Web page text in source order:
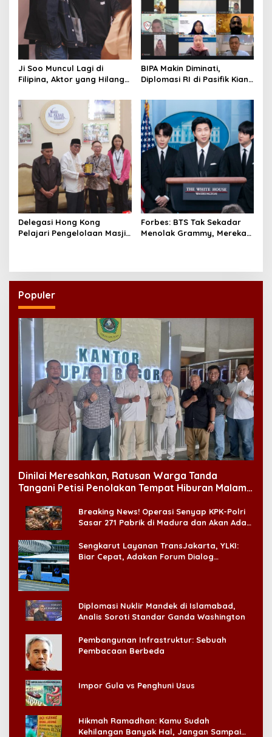
Ji Soo Muncul Lagi di
Filipina, Aktor yang Hilang
Ribuan Fans
BIPA Makin Diminati,
Diplomasi RI di Pasifik Kian
Delegasi Hong Kong
Pelajari Pengelolaan Masjid
Forbes: BTS Tak Sekadar
Menolak Grammy, Mereka
Populer
Dinilai Meresahkan, Ratusan Warga Tanda
Tangani Petisi Penolakan Tempat Hiburan Malam
Breaking News! Operasi Senyap KPK-Polri
Sasar 271 Pabrik di Madura dan Akan Ada
Sengkarut Layanan TransJakarta, YLKI:
Biar Cepat, Adakan Forum Dialog
Diplomasi Nuklir Mandek di Islamabad,
Analis Soroti Standar Ganda Washington
Pembangunan Infrastruktur: Sebuah
Pembacaan Berbeda
Impor Gula vs Penghuni Usus
Hikmah Ramadhan: Kamu Sudah
Kehilangan Banyak Hal, Jangan Sampai